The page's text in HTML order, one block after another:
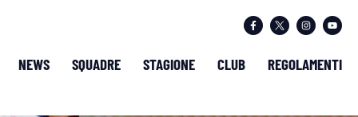
NEWS SQUADRE STAGIONE CLUB REGOLAMENTI